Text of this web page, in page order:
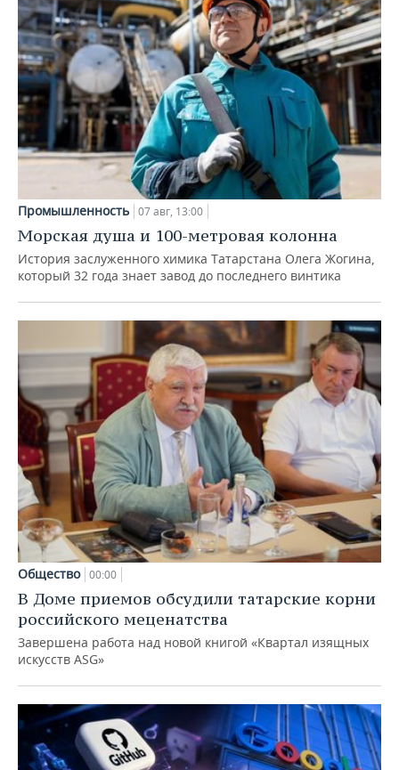
Промышленность 07 авг, 13:00
Морская душа и 100-метровая колонна
История заслуженного химика Татарстана Олега Жогина,
который 32 года знает завод до последнего винтика
Общество 00:00
В Доме приемов обсудили татарские корни
российского меценатства
Завершена работа над новой книгой «Квартал изящных
искусств ASG»